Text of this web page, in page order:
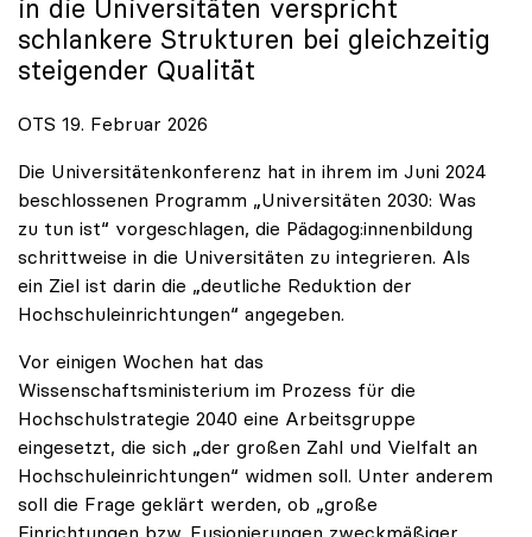
in die Universitäten verspricht
schlankere Strukturen bei gleichzeitig
steigender Qualität
OTS 19. Februar 2026
Die Universitätenkonferenz hat in ihrem im Juni 2024
beschlossenen Programm „Universitäten 2030: Was
zu tun ist“ vorgeschlagen, die Pädagog:innenbildung
schrittweise in die Universitäten zu integrieren. Als
ein Ziel ist darin die „deutliche Reduktion der
Hochschuleinrichtungen“ angegeben.
Vor einigen Wochen hat das
Wissenschaftsministerium im Prozess für die
Hochschulstrategie 2040 eine Arbeitsgruppe
eingesetzt, die sich „der großen Zahl und Vielfalt an
Hochschuleinrichtungen“ widmen soll. Unter anderem
soll die Frage geklärt werden, ob „große
Einrichtungen bzw. Fusionierungen zweckmäßiger